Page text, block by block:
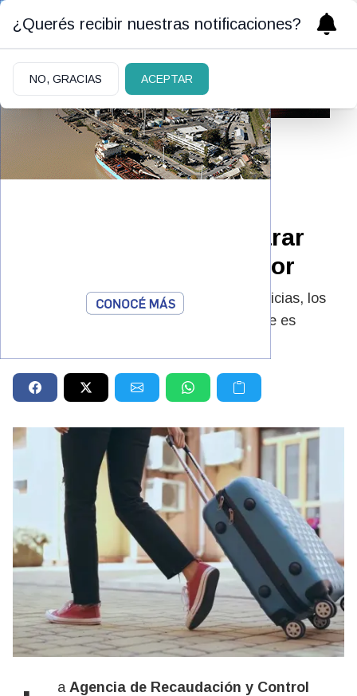
09/05/2026
productos deben declarar
quienes viajen al exterior
La Aduana difundió los límites de franquicias, los
montos permitidos y los casos en los que es
La Agencia de Recaudación y Control
¿Querés recibir nuestras notificaciones?
NO, GRACIAS ACEPTAR